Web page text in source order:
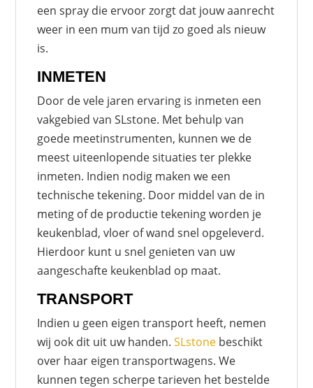
een spray die ervoor zorgt dat jouw aanrecht
weer in een mum van tijd zo goed als nieuw
is.
INMETEN
Door de vele jaren ervaring is inmeten een
vakgebied van SLstone. Met behulp van
goede meetinstrumenten, kunnen we de
meest uiteenlopende situaties ter plekke
inmeten. Indien nodig maken we een
technische tekening. Door middel van de in
meting of de productie tekening worden je
keukenblad, vloer of wand snel opgeleverd.
Hierdoor kunt u snel genieten van uw
aangeschafte keukenblad op maat.
TRANSPORT
Indien u geen eigen transport heeft, nemen
wij ook dit uit uw handen.SLstone beschikt
over haar eigen transportwagens. We
kunnen tegen scherpe tarieven het bestelde